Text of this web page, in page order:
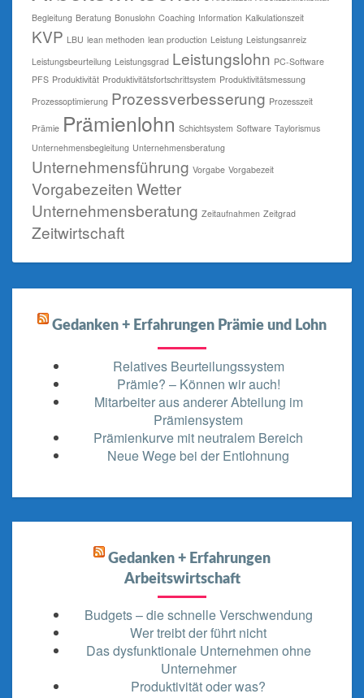
Begleitung Beratung Bonuslohn Coaching Information Kalkulationszeit
KVP LBU lean methoden lean production Leistung Leistungsanreiz
Leistungsbeurteilung Leistungsgrad Leistungslohn PC-Software
PFS Produktivität Produktivitätsfortschrittsystem Produktivitätsmessung
Prozessoptimierung Prozessverbesserung Prozesszeit
Prämie Prämienlohn Schichtsystem Software Taylorismus
Unternehmensbegleitung Unternehmensberatung
Unternehmensführung Vorgabe Vorgabezeit
VorgabezeitenWetter
Unternehmensberatung Zeitaufnahmen Zeitgrad
Zeitwirtschaft
Gedanken + Erfahrungen Prämie und Lohn
Relatives Beurteilungssystem
Prämie? – Können wir auch!
Mitarbeiter aus anderer Abteilung im
Prämiensystem
Prämienkurve mit neutralem Bereich
Neue Wege bei der Entlohnung
Gedanken + Erfahrungen
Arbeitswirtschaft
Budgets – die schnelle Verschwendung
Wer treibt der führt nicht
Das dysfunktionale Unternehmen ohne
Unternehmer
Produktivität oder was?